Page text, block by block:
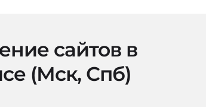
сайтов в
(Мск, Спб)